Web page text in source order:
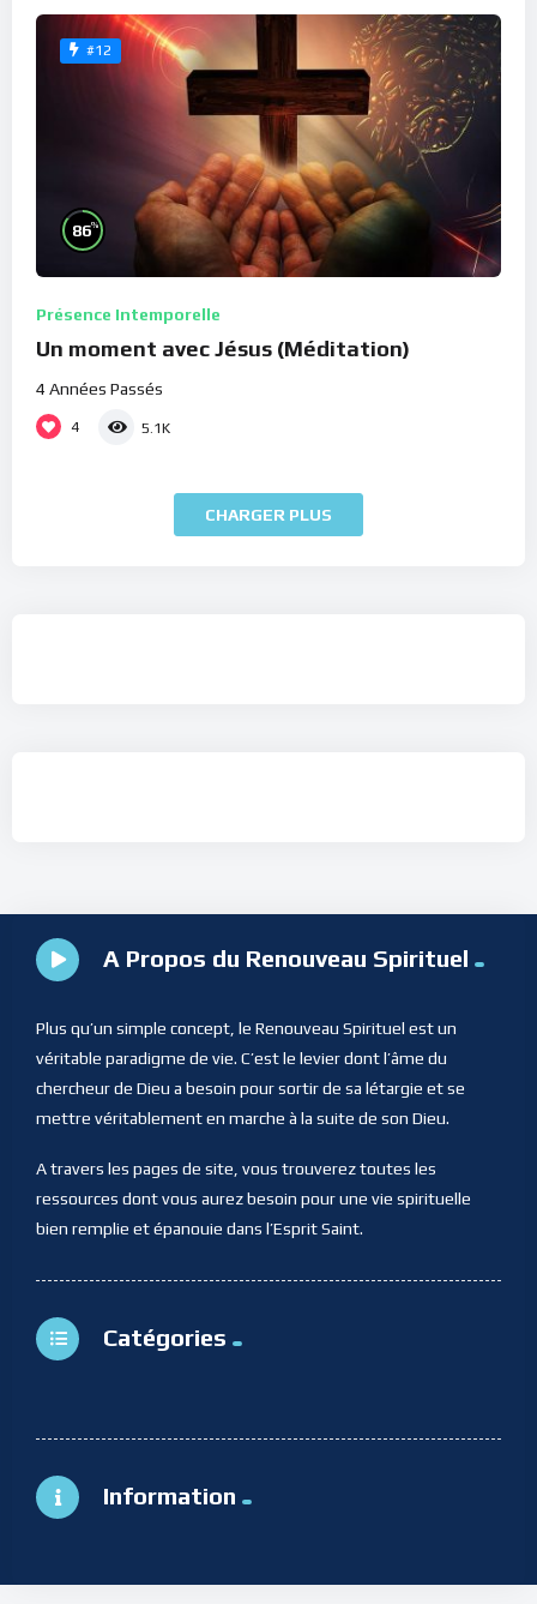
#12
86%
Présence Intemporelle
Un moment avec Jésus (Méditation)
4 Années Passés
4 5.1K
CHARGER PLUS
A Propos du Renouveau Spirituel
Plus qu’un simple concept, le Renouveau Spirituel est un
véritable paradigme de vie. C’est le levier dont l’âme du
chercheur de Dieu a besoin pour sortir de sa létargie et se
mettre véritablement en marche à la suite de son Dieu.
A travers les pages de site, vous trouverez toutes les
ressources dont vous aurez besoin pour une vie spirituelle
bien remplie et épanouie dans l’Esprit Saint.
Catégories
Information